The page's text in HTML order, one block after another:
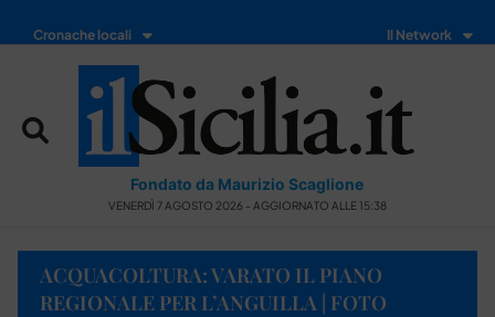
Cronache locali Il Network
Fondato da Maurizio Scaglione
VENERDÌ 7 AGOSTO 2026 - AGGIORNATO ALLE 15:38
ACQUACOLTURA: VARATO IL PIANO
REGIONALE PER L’ANGUILLA | FOTO